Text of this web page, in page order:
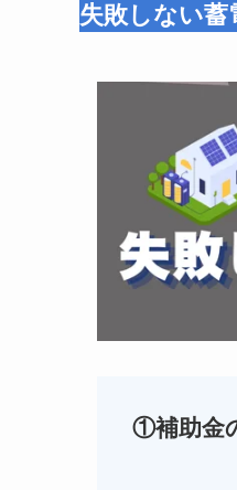
失敗しない蓄
①補助金